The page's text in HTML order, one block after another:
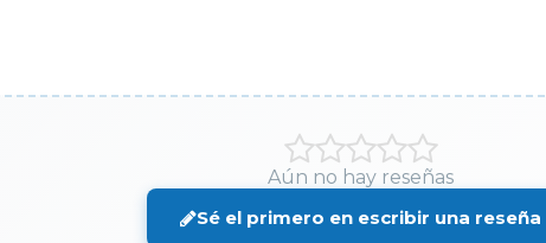
Aún no hay reseñas
Sé el primero en escribir una reseña